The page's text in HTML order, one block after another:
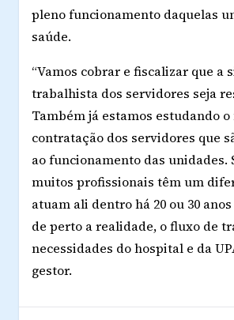
pleno funcionamento daquelas
saúde.
“Vamos cobrar e fiscalizar que a
trabalhista dos servidores seja
Também já estamos estudando
contratação dos servidores que
ao funcionamento das unidades.
muitos profissionais têmum
atuam ali dentro há 20 ou 30
de perto a realidade, o fluxo de
necessidades do hospital e da
gestor.